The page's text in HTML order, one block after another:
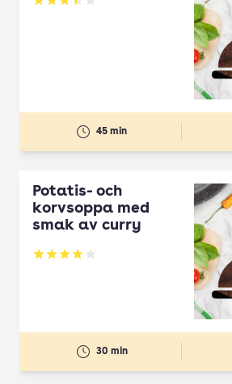
Betyg: 3.4 av 5
45 min
Potatis- och
korvsoppa med
smak av curry
Betyg: 4 av 5
30 min